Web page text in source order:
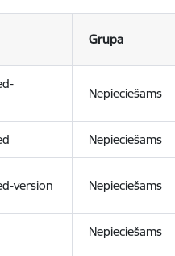
Grupa
Nepieciešams
Nepieciešams
version Nepieciešams
Nepieciešams